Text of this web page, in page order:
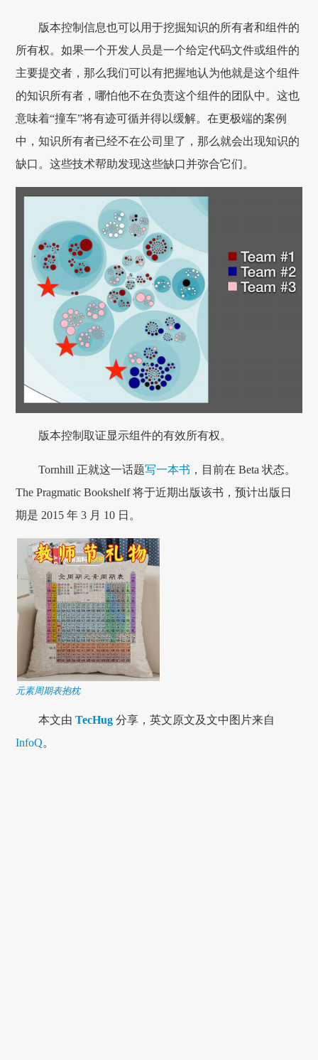
版本控制信息也可以用于挖掘知识的所有者和组件的
所有权。如果一个开发人员是一个给定代码文件或组件的
主要提交者，那么我们可以有把握地认为他就是这个组件
的知识所有者，哪怕他不在负责这个组件的团队中。这也
意味着“撞车”将有迹可循并得以缓解。在更极端的案例
中，知识所有者已经不在公司里了，那么就会出现知识的
缺口。这些技术帮助发现这些缺口并弥合它们。
版本控制取证显示组件的有效所有权。
Tornhill 正就这一话题写一本书 ，目前在 Beta 状态。
The Pragmatic Bookshelf 将于近期出版该书，预计出版日
期是 2015 年 3 月 10 日。
元素周期表抱枕
本文由TecHug 分享，英文原文及文中图片来自
InfoQ。